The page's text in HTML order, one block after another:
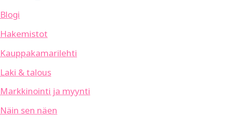
Blogi
Hakemistot
Kauppakamarilehti
Laki & talous
Markkinointi ja myynti
Näin sen näen